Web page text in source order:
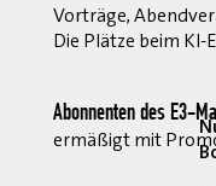
Vorträge,
Die Plätze beim
Abonnenten des E3-
ermäßigt mit